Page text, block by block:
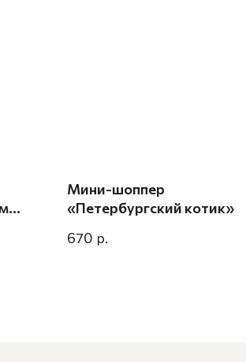
Мини-шоппер
«Петербургский котик»
670 р.